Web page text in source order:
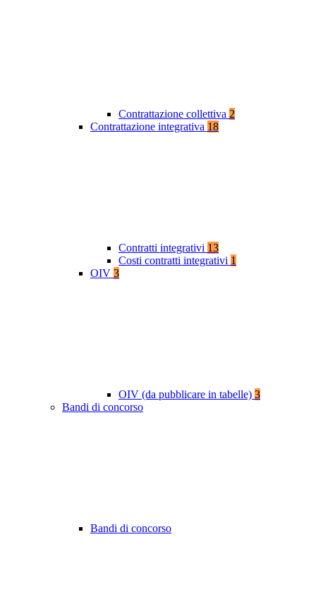
Contrattazione collettiva 2
Contrattazione integrativa 18
Contratti integrativi 13
Costi contratti integrativi 1
OIV 3
OIV (da pubblicare in tabelle) 3
Bandi di concorso
Bandi di concorso